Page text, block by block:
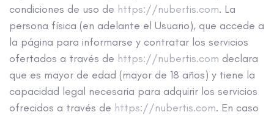
condiciones de uso de https://nubertis.com. La
persona física (en adelante el Usuario), que accede a
la página para informarse y contratar los servicios
ofertados a través de https://nubertis.com declara
que es mayor de edad (mayor de 18 años) y tiene la
capacidad legal necesaria para adquirir los servicios
ofrecidos a través de https://nubertis.com. En caso